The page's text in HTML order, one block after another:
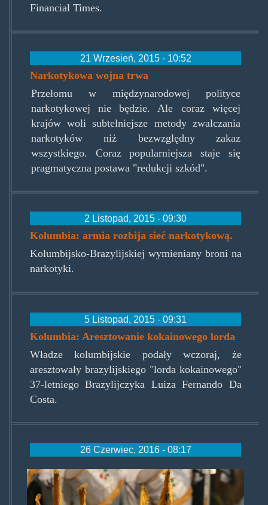
Financial Times.
21 Wrzesień, 2015 - 10:52
Narkotykowa wojna trwa
Przełomu w międzynarodowej polityce
narkotykowej nie będzie. Ale coraz więcej
krajów woli subtelniejsze metody zwalczania
narkotyków niż bezwzględny zakaz
wszystkiego. Coraz popularniejsza staje się
pragmatyczna postawa "redukcji szkód".
2 Listopad, 2015 - 09:30
Kolumbia: armia rozbija sieć narkotykową.
Kolumbijsko-Brazylijskiej wymieniany broni na
narkotyki.
5 Listopad, 2015 - 09:31
Kolumbia: Aresztowanie kokainowego lorda
Władze kolumbijskie podały wczoraj, że
aresztowały brazylijskiego "lorda kokainowego"
37-letniego Brazylijczyka Luiza Fernando Da
Costa.
26 Czerwiec, 2016 - 08:17
hezbollah_s878x649.jpg